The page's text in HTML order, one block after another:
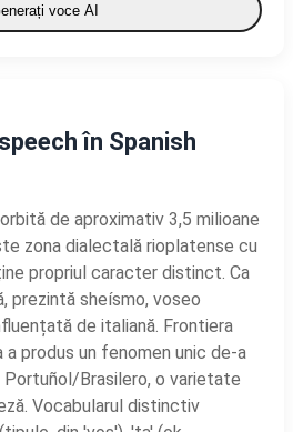
voce AI
în Spanish
de aproximativ 3,5 milioane
zona dialectală rioplatense cu
propriul caracter distinct. Ca
prezintă sheísmo, voseo
de italiană. Frontiera
a produs un fenomen unic de-a
Portuñol/Brasilero, o varietate
Vocabularul distinctiv